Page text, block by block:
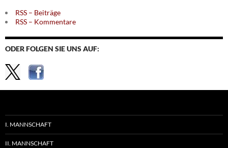
RSS – Beiträge
RSS – Kommentare
ODER FOLGEN SIE UNS AUF:
I. MANNSCHAFT
II. MANNSCHAFT